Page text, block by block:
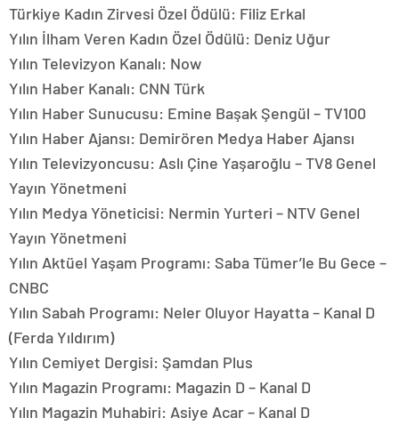
Türkiye Kadın Zirvesi Özel Ödülü: Filiz Erkal
Yılın İlham Veren Kadın Özel Ödülü: Deniz Uğur
Yılın Televizyon Kanalı: Now
Yılın Haber Kanalı: CNN Türk
Yılın Haber Sunucusu: Emine Başak Şengül – TV100
Yılın Haber Ajansı: Demirören Medya Haber Ajansı
Yılın Televizyoncusu: Aslı Çine Yaşaroğlu – TV8 Genel
Yayın Yönetmeni
Yılın Medya Yöneticisi: Nermin Yurteri – NTV Genel
Yayın Yönetmeni
Yılın Aktüel Yaşam Programı: Saba Tümer’le Bu Gece –
CNBC
Yılın Sabah Programı: Neler Oluyor Hayatta – Kanal D
(Ferda Yıldırım)
Yılın Cemiyet Dergisi: Şamdan Plus
Yılın Magazin Programı: Magazin D – Kanal D
Yılın Magazin Muhabiri: Asiye Acar – Kanal D